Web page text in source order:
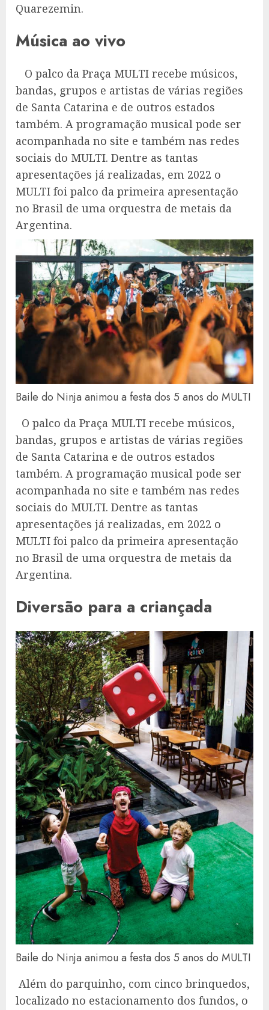
Quarezemin.
Música ao vivo
O palco da Praça MULTI recebe músicos,
bandas, grupos e artistas de várias regiões
de Santa Catarina e de outros estados
também. A programação musical pode ser
acompanhada no site e também nas redes
sociais do MULTI. Dentre as tantas
apresentações já realizadas, em 2022 o
MULTI foi palco da primeira apresentação
no Brasil de uma orquestra de metais da
Argentina.
Baile do Ninja animou a festa dos 5 anos do MULTI
O palco da Praça MULTI recebe músicos,
bandas, grupos e artistas de várias regiões
de Santa Catarina e de outros estados
também. A programação musical pode ser
acompanhada no site e também nas redes
sociais do MULTI. Dentre as tantas
apresentações já realizadas, em 2022 o
MULTI foi palco da primeira apresentação
no Brasil de uma orquestra de metais da
Argentina.
Diversão para a criançada
Baile do Ninja animou a festa dos 5 anos do MULTI
Além do parquinho, com cinco brinquedos,
localizado no estacionamento dos fundos, o